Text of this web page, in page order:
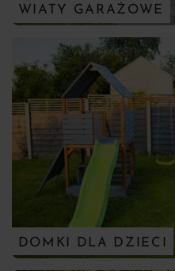
WIATY GARAŻOWE
DOMKI DLA DZIECI